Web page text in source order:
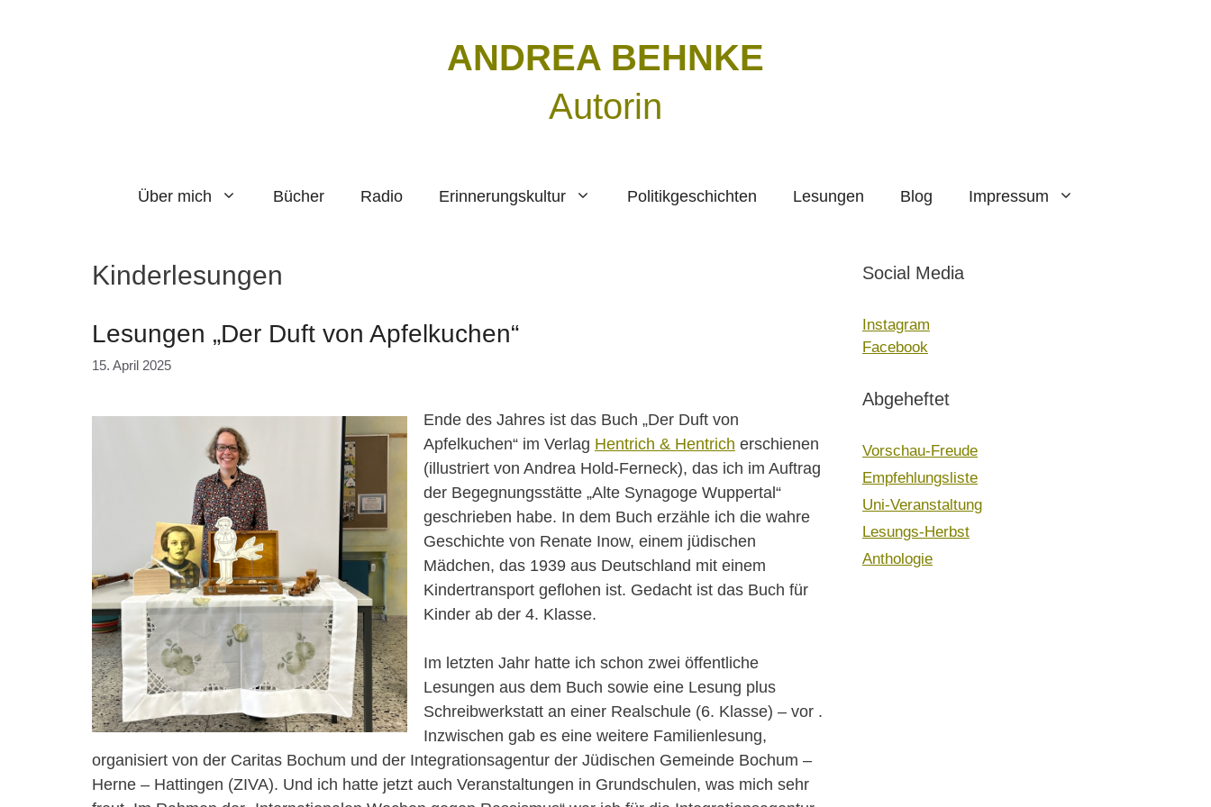
ANDREA BEHNKE
Autorin
Über mich Bücher Radio Erinnerungskultur Politikgeschichten Lesungen Blog Impressum
Kinderlesungen
Lesungen „Der Duft von Apfelkuchen“
15. April 2025
Ende des Jahres ist das Buch „Der Duft von
Apfelkuchen“ im Verlag Hentrich & Hentrich erschienen
(illustriert von Andrea Hold-Ferneck), das ich im Auftrag
der Begegnungsstätte „Alte Synagoge Wuppertal“
geschrieben habe. In dem Buch erzähle ich die wahre
Geschichte von Renate Inow, einem jüdischen
Mädchen, das 1939 aus Deutschland mit einem
Kindertransport geflohen ist. Gedacht ist das Buch für
Kinder ab der 4. Klasse.
Im letzten Jahr hatte ich schon zwei öffentliche
Lesungen aus dem Buch sowie eine Lesung plus
Schreibwerkstatt an einer Realschule (6. Klasse) – vor .
Inzwischen gab es eine weitere Familienlesung,
organisiert von der Caritas Bochum und der Integrationsagentur der Jüdischen Gemeinde Bochum –
Herne – Hattingen (ZIVA). Und ich hatte jetzt auch Veranstaltungen in Grundschulen, was mich sehr
Social Media
Instagram
Facebook
Abgeheftet
Vorschau-Freude
Empfehlungsliste
Uni-Veranstaltung
Lesungs-Herbst
Anthologie